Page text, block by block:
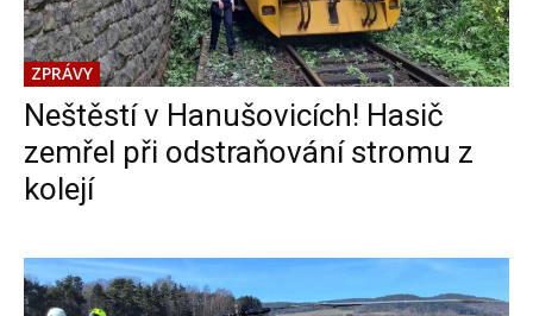
ZPRÁVY
Neštěstí v Hanušovicích! Hasič
zemřel při odstraňování stromu z
kolejí